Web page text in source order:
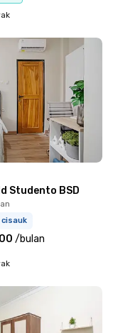
Studento BSD
/bulan